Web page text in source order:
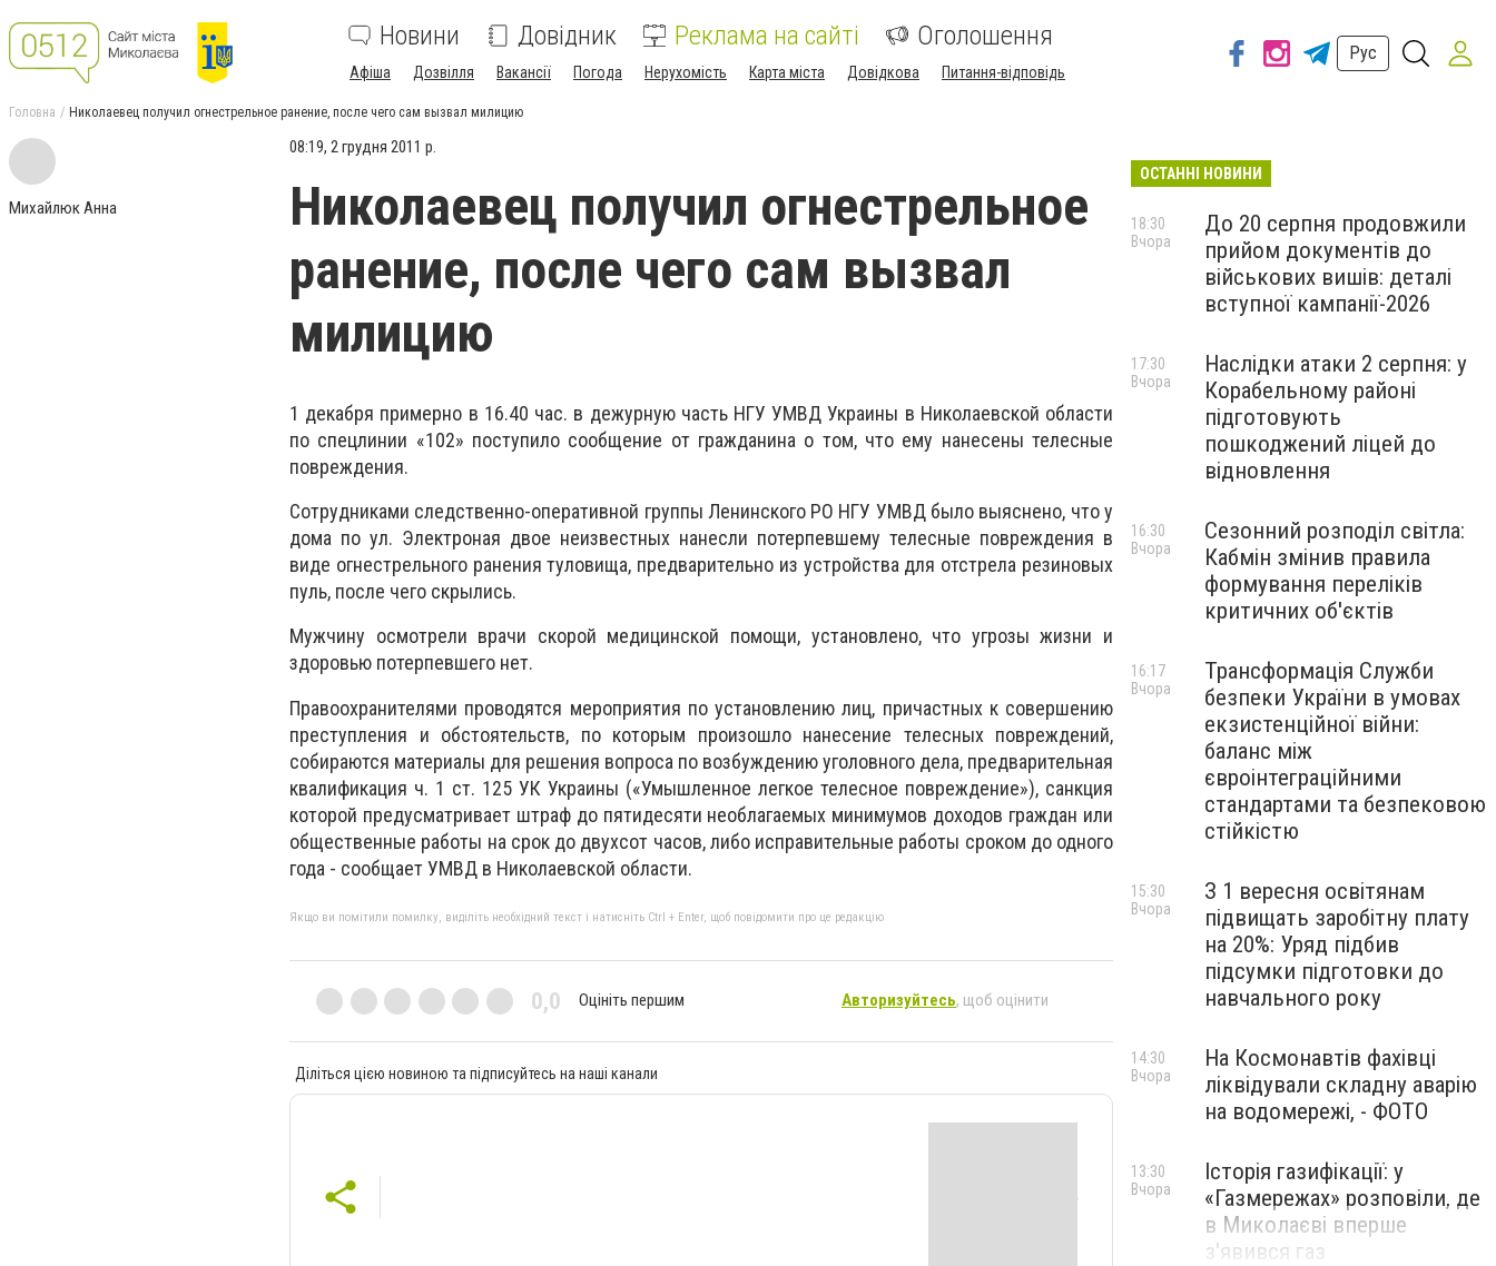
Новини Довідник Реклама на сайті Оголошення
Афіша Дозвілля Вакансії Погода Нерухомість Карта міста Довідкова Питання-відповідь
Рус
Головна Николаевец получил огнестрельное ранение, после чего сам вызвал милицию
Михайлюк Анна
08:19, 2 грудня 2011 р.
Николаевец получил огнестрельное
ранение, после чего сам вызвал
милицию
1 декабря примерно в 16.40 час. в дежурную часть НГУ УМВД Украины в Николаевской области
по спецлинии «102» поступило сообщение от гражданина о том, что ему нанесены телесные
повреждения.
Сотрудниками следственно-оперативной группы Ленинского РО НГУ УМВД было выяснено, что у
дома по ул. Электроная двое неизвестных нанесли потерпевшему телесные повреждения в
виде огнестрельного ранения туловища, предварительно из устройства для отстрела резиновых
пуль, после чего скрылись.
Мужчину осмотрели врачи скорой медицинской помощи, установлено, что угрозы жизни и
здоровью потерпевшего нет.
Правоохранителями проводятся мероприятия по установлению лиц, причастных к совершению
преступления и обстоятельств, по которым произошло нанесение телесных повреждений,
собираются материалы для решения вопроса по возбуждению уголовного дела, предварительная
квалификация ч. 1 ст. 125 УК Украины («Умышленное легкое телесное повреждение»), санкция
которой предусматривает штраф до пятидесяти необлагаемых минимумов доходов граждан или
общественные работы на срок до двухсот часов, либо исправительные работы сроком до одного
года - сообщает УМВД в Николаевской области.
Якщо ви помітили помилку, виділіть необхідний текст і натисніть Ctrl + Enter, щоб повідомити про це редакцію
0,0 Оцініть першим Авторизуйтесь, щоб оцінити
Діліться цією новиною та підписуйтесь на наші канали
ОСТАННІ НОВИНИ
До 20 серпня продовжили
прийом документів до
військових вишів: деталі
вступної кампанії-2026
18:30
Вчора
Наслідки атаки 2 серпня: у
Корабельному районі
підготовують
пошкоджений ліцей до
відновлення
17:30
Вчора
Сезонний розподіл світла:
Кабмін змінив правила
формування переліків
критичних об'єктів
16:30
Вчора
Трансформація Служби
безпеки України в умовах
екзистенційної війни:
баланс між
євроінтеграційними
стандартами та безпековою
стійкістю
16:17
Вчора
З 1 вересня освітянам
підвищать заробітну плату
на 20%: Уряд підбив
підсумки підготовки до
навчального року
15:30
Вчора
На Космонавтів фахівці
ліквідували складну аварію
на водомережі, - ФОТО
14:30
Вчора
Історія газифікації: у
«Газмережах» розповіли, де
в Миколаєві вперше
з'явився газ
13:30
Вчора